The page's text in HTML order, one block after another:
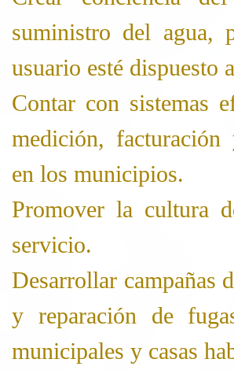
suministro del agua,
usuario esté dispuesto
Contar con sistemas
medición, facturación
en los municipios.
Promover la cultura
servicio.
Desarrollar campañas
y reparación de
municipales y casas